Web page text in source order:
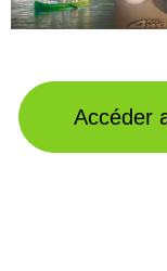
Accéder